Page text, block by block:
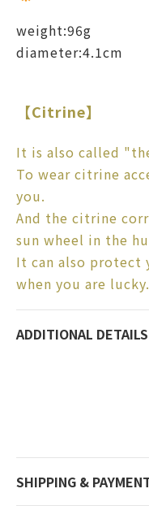
weight:96g
diameter:4.1cm
【Citrine】
It is also called
To wear citrine
you.
And the citrine
sun wheel in the
It can also protect
when you are lucky.
ADDITIONAL DETAILS
SHIPPING &